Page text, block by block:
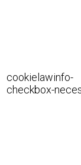
cookielawinfo-
checkbox-